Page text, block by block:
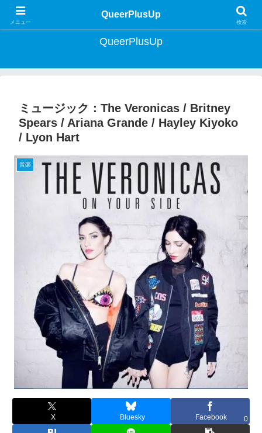
クィア・ライフスタイルマガジン | Lifestyle Magazine for Queer Japan
QueerPlusUp
ミュージック：The Veronicas / Britney
Spears / Ariana Grande / Hayley Kiyoko
/ Lyon Hart
音楽
X Bluesky Facebook 0
メニュー
QueerPlusUp
検索